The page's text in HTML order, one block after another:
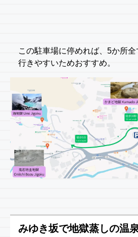
この駐車場に停めれば、5か所
行きやすいためおすすめ。
みゆき坂で地獄蒸しの温